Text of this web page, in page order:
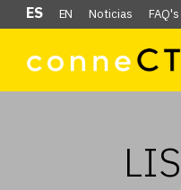
ES EN Noticias FAQ's